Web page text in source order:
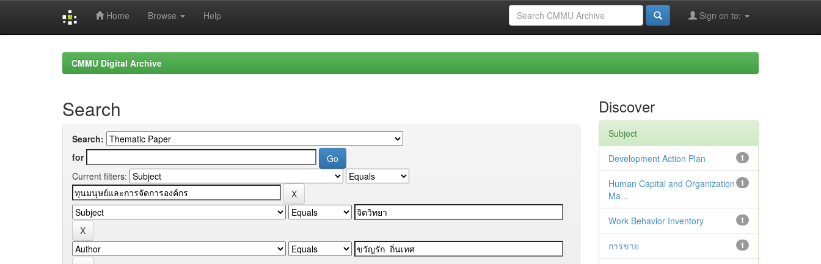
Home Browse Help Sign on to:
CMMU Digital Archive
Search
Search:
for
Current filters:
Discover
Subject
1
Development Action Plan
1
Human Capital and Organization
Ma...
1
Work Behavior Inventory
1
การขาย